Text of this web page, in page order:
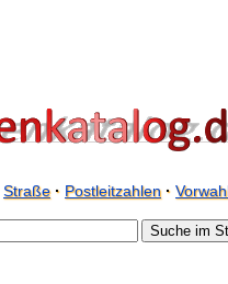
Straße· Postleitzahlen·